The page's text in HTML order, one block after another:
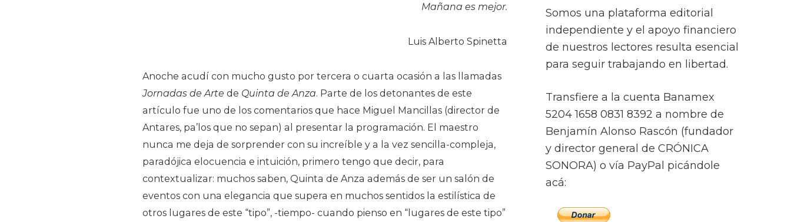
Mañana es mejor.
Luis Alberto Spinetta
Anoche acudí con mucho gusto por tercera o cuarta ocasión a las llamadas
Jornadas de Arte de Quinta de Anza. Parte de los detonantes de este
artículo fue uno de los comentarios que hace Miguel Mancillas (director de
Antares, pa’los que no sepan) al presentar la programación. El maestro
nunca me deja de sorprender con su increíble y a la vez sencilla-compleja,
paradójica elocuencia e intuición, primero tengo que decir, para
contextualizar: muchos saben, Quinta de Anza además de ser un salón de
eventos con una elegancia que supera en muchos sentidos la estilística de
otros lugares de este “tipo”, -tiempo- cuando pienso en “lugares de este tipo”
Somos una plataforma editorial
independiente y el apoyo financiero
de nuestros lectores resulta esencial
para seguir trabajando en libertad.
Transfiere a la cuenta Banamex
5204 1658 0831 8392 a nombre de
Benjamín Alonso Rascón (fundador
y director general de CRÓNICA
SONORA) o vía PayPal picándole
acá: